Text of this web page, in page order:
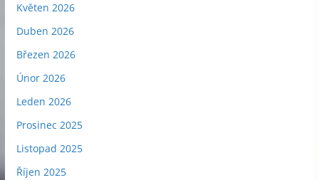
Květen 2026
Duben 2026
Březen 2026
Únor 2026
Leden 2026
Prosinec 2025
Listopad 2025
Říjen 2025